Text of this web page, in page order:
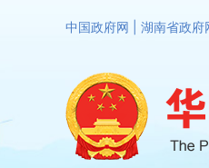
中国政府网 湖南省政府